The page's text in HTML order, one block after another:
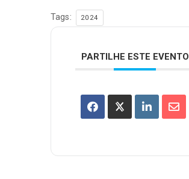
Tags: 2024
PARTILHE ESTE EVENTO